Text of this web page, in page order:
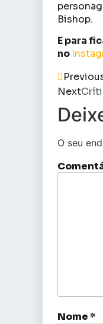
Bishop.
E para
no
Next
O seu
Nome*